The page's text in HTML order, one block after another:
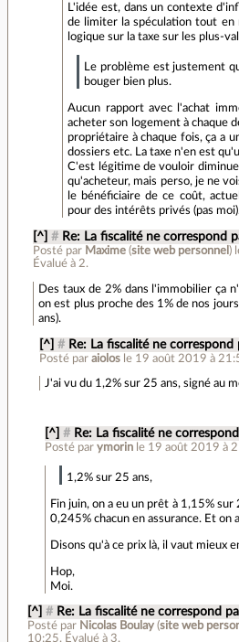
L'idée est, dans un contexte
de limiter la spéculation tout en
logique sur la taxe sur les plus-
Le problème est justement
bouger bien plus.
Aucun rapport avec l'achat
acheter son logement à chaque
propriétaire à chaque fois, ça a
dossiers etc. La taxe n'en est
C'est légitime de vouloir
qu'acheteur, mais perso, je ne
le bénéficiaire de ce coût,
pour des intérêts privés (pas moi).
[^] # Re: La fiscalité ne correspond
Posté par Maxime (site web personnel )
Évalué à 2.
Des taux de 2% dans l'immobilier ça
on est plus proche des 1% de nos
ans).
[^] # Re: La fiscalité ne correspond
Posté par aiolos le 19 août 2019 à
J'ai vu du 1,2% sur 25 ans, signé au
[^] # Re: La fiscalité ne
Posté par ymorin le 19 août 2019 à
1,2% sur 25 ans,
Fin juin, on a eu un prêt à 1,15% sur
0,245% chacun en assurance. Et on
Disons qu'à ce prix là, il vaut mieux
Hop,
Moi.
[^] # Re: La fiscalité ne correspond
Posté par Nicolas Boulay(site web
10:25. Évalué à 3.